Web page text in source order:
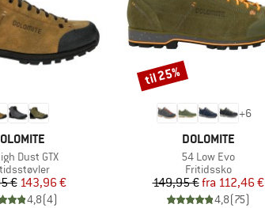
Dust GTX
Pris
€Nedsat pris
143,96 €
4,8(4)
+6
MÆRKE
DOLOMITE
Artikel
54 Low Evo
Produktgruppe
Fritidssko
Pris
149,95 € Nedsat pris
fra 112,46 €
4,8(75)
Rabat
til 25%